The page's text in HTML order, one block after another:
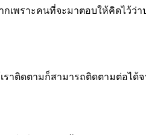
เพราะคนที่จะมาตอบให้คิดไว้ว่
ราติดตามก็สามารถติดตามต่อได้